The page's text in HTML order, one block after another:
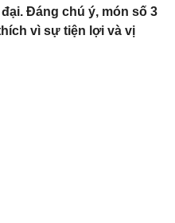
Đáng chú ý, món số 3
vì sự tiện lợi và vị